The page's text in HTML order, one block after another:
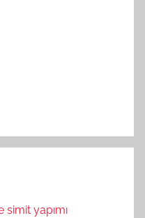
simit yapımı